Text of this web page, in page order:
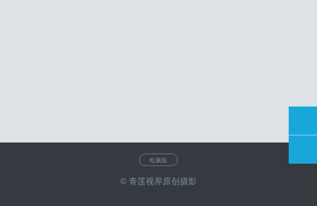
电脑版
© 青莲视界原创摄影